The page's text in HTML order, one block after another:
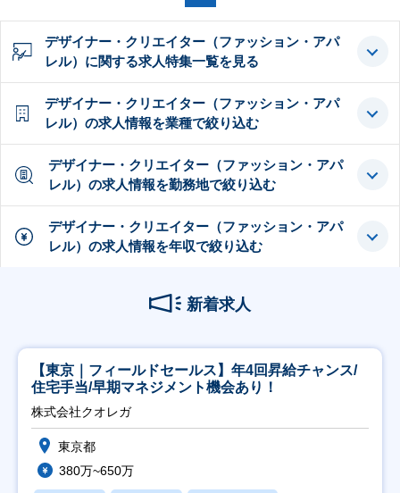
デザイナー・クリエイター（ファッション・アパ
レル）に関する求人特集一覧を見る
デザイナー・クリエイター（ファッション・アパ
レル）の求人情報を業種で絞り込む
デザイナー・クリエイター（ファッション・アパ
レル）の求人情報を勤務地で絞り込む
デザイナー・クリエイター（ファッション・アパ
レル）の求人情報を年収で絞り込む
新着求人
【東京｜フィールドセールス】年4回昇給チャンス/
住宅手当/早期マネジメント機会あり！
株式会社クオレガ
東京都
380万~650万